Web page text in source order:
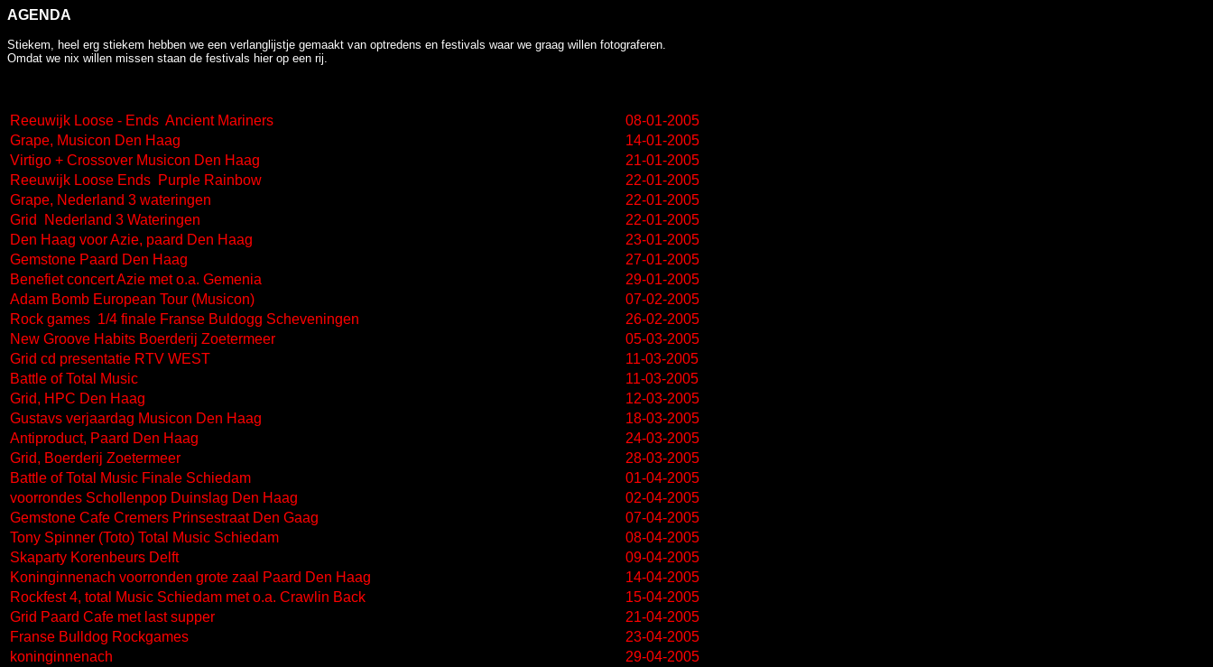
AGENDA
Stiekem, heel erg stiekem hebben we een verlanglijstje gemaakt van optredens en festivals waar we graag willen fotograferen.
Omdat we nix willen missen staan de festivals hier op een rij.
Reeuwijk Loose - Ends Ancient Mariners
08-01-2005
Grape, Musicon Den Haag
14-01-2005
Virtigo + Crossover Musicon Den Haag
21-01-2005
Reeuwijk Loose Ends Purple Rainbow
22-01-2005
Grape, Nederland 3 wateringen
22-01-2005
Grid Nederland 3 Wateringen
22-01-2005
Den Haag voor Azie, paard Den Haag
23-01-2005
Gemstone Paard Den Haag
27-01-2005
Benefiet concert Azie met o.a. Gemenia
29-01-2005
Adam Bomb European Tour (Musicon)
07-02-2005
Rock games 1/4 finale Franse Buldogg Scheveningen
26-02-2005
New Groove Habits Boerderij Zoetermeer
05-03-2005
Grid cd presentatie RTV WEST
11-03-2005
Battle of Total Music
11-03-2005
Grid, HPC Den Haag
12-03-2005
Gustavs verjaardag Musicon Den Haag
18-03-2005
Antiproduct, Paard Den Haag
24-03-2005
Grid, Boerderij Zoetermeer
28-03-2005
Battle of Total Music Finale Schiedam
01-04-2005
voorrondes Schollenpop Duinslag Den Haag
02-04-2005
Gemstone Cafe Cremers Prinsestraat Den Gaag
07-04-2005
Tony Spinner (Toto) Total Music Schiedam
08-04-2005
Skaparty Korenbeurs Delft
09-04-2005
Koninginnenach voorronden grote zaal Paard Den Haag
14-04-2005
Rockfest 4, total Music Schiedam met o.a. Crawlin Back
15-04-2005
Grid Paard Cafe met last supper
21-04-2005
Franse Bulldog Rockgames
23-04-2005
koninginnenach
29-04-2005